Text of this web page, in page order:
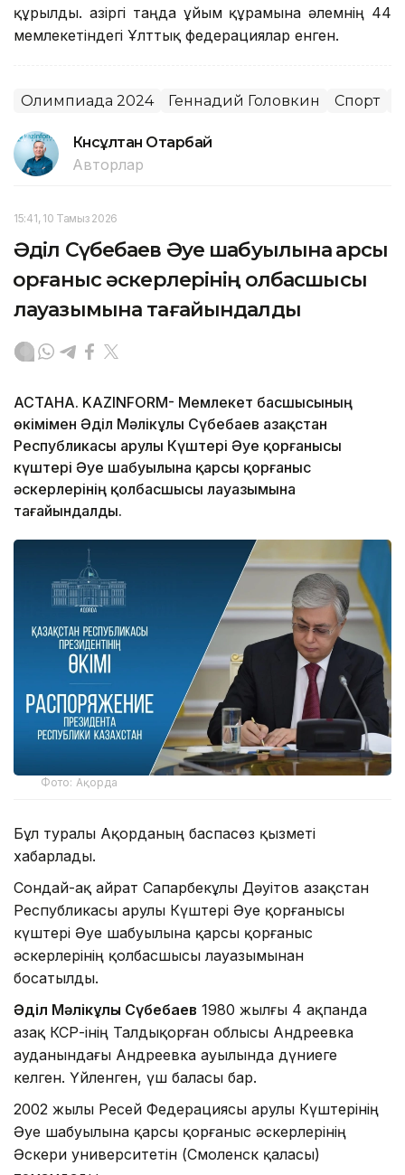
құрылды. Қазіргі таңда ұйым құрамына әлемнің 44
мемлекетіндегі Ұлттық федерациялар енген.
Олимпиада 2024 Геннадий Головкин Спорт
Күнсұлтан Отарбай
Авторлар
15:41, 10 Тамыз 2026
Әділ Сүбебаев Әуе шабуылына қарсы
қорғаныс әскерлерінің қолбасшысы
лауазымына тағайындалды
АСТАНА. KAZINFORM- Мемлекет басшысының
өкімімен Әділ Мәлікұлы Сүбебаев Қазақстан
Республикасы Қарулы Күштері Әуе қорғанысы
күштері Әуе шабуылына қарсы қорғаныс
әскерлерінің қолбасшысы лауазымына
тағайындалды.
Фото: Ақорда
Бұл туралы Ақорданың баспасөз қызметі
хабарлады.
Сондай-ақ Қайрат Сапарбекұлы Дәуітов Қазақстан
Республикасы Қарулы Күштері Әуе қорғанысы
күштері Әуе шабуылына қарсы қорғаныс
әскерлерінің қолбасшысы лауазымынан
босатылды.
Әділ Мәлікұлы Сүбебаев 1980 жылғы 4 ақпанда
Қазақ КСР-інің Талдықорған облысы Андреевка
ауданындағы Андреевка ауылында дүниеге
келген. Үйленген, үш баласы бар.
2002 жылы Ресей Федерациясы Қарулы Күштерінің
Әуе шабуылына қарсы қорғаныс әскерлерінің
Әскери университетін (Смоленск қаласы)